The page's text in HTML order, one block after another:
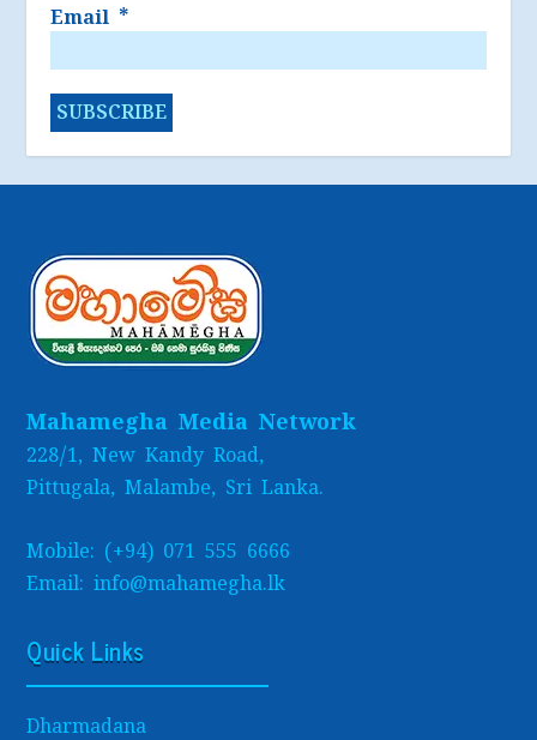
Email *
Mahamegha Media Network
228/1, New Kandy Road,
Pittugala, Malambe, Sri Lanka.
Mobile: (+94) 071 555 6666
Email: info@mahamegha.lk
Quick Links
Dharmadana